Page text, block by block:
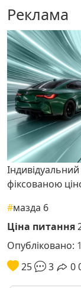
Реклама
фіксованою
#мазда 6
Ціна питання
Опубліковано:
25
3 0